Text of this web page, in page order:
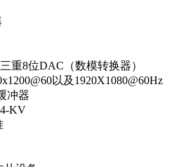
重8位DAC （数模转换器）
以及 1920X1080@60Hz
冲器
KV